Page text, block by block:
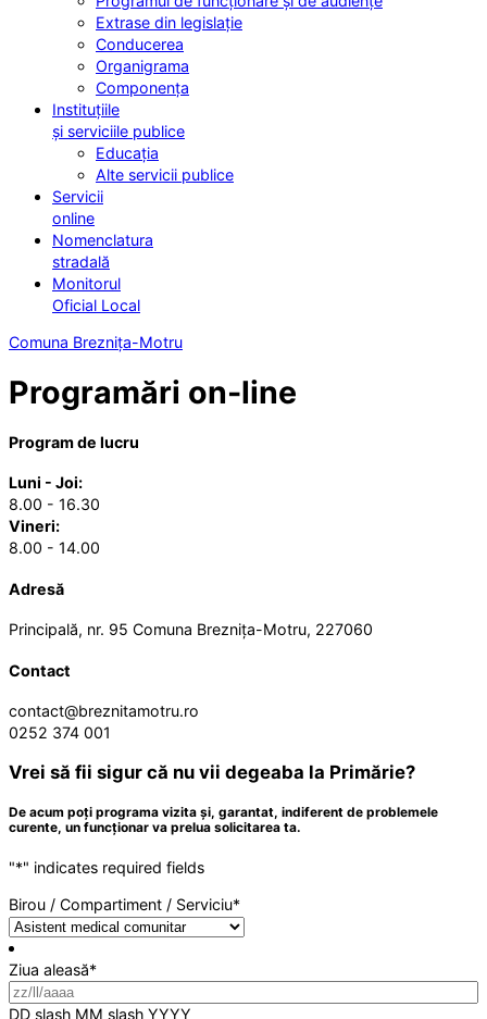
Extrase din legislație
Conducerea
Organigrama
Componența
Instituțiile
și serviciile publice
Educația
Alte servicii publice
Servicii
online
Nomenclatura
stradală
Monitorul
Oficial Local
Comuna Breznița-Motru
Programări on-line
Program de lucru
Luni - Joi:
8.00 - 16.30
Vineri:
8.00 - 14.00
Adresă
Principală, nr. 95 Comuna Breznița-Motru, 227060
Contact
contact@breznitamotru.ro
0252 374 001
Vrei să fii sigur că nu vii degeaba la Primărie?
De acum poți programa vizita și, garantat, indiferent de problemele
curente, un funcționar va prelua solicitarea ta.
"*" indicates required fields
Birou / Compartiment / Serviciu*
Ziua aleasă*
DD slash MM slash YYYY